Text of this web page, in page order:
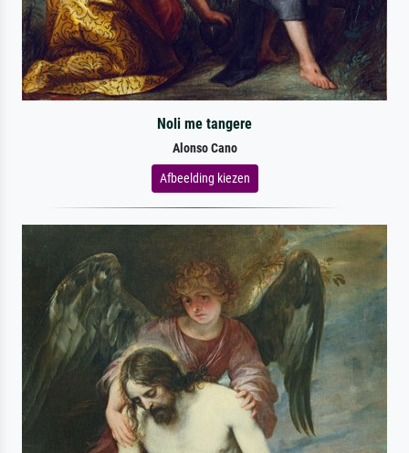
Noli me tangere
Alonso Cano
Afbeelding kiezen